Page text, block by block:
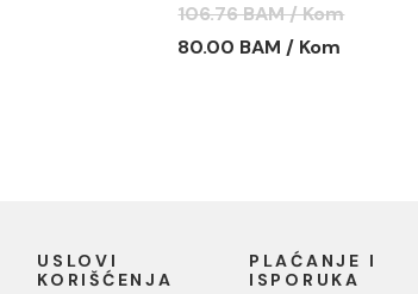
106.76 BAM / Kom
80.00 BAM / Kom
USLOVI
KORIŠĆENJA
PLAĆANJE I
ISPORUKA